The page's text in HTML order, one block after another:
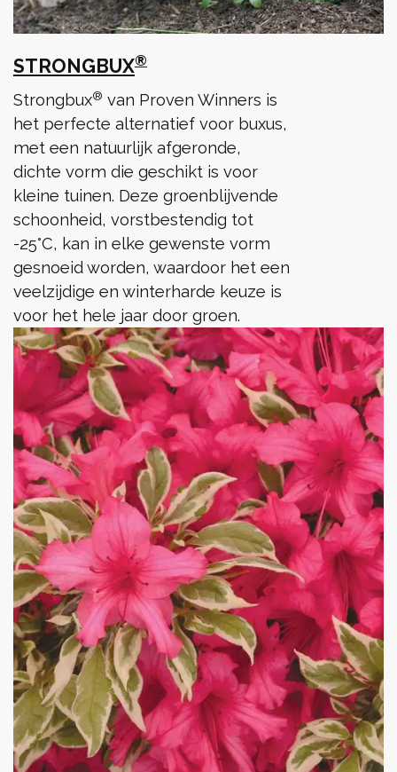
STRONGBUX®
Strongbux® van Proven Winners is
het perfecte alternatief voor buxus,
met een natuurlijk afgeronde,
dichte vorm die geschikt is voor
kleine tuinen. Deze groenblijvende
schoonheid, vorstbestendig tot
-25°C, kan in elke gewenste vorm
gesnoeid worden, waardoor het een
veelzijdige en winterharde keuze is
voor het hele jaar door groen.